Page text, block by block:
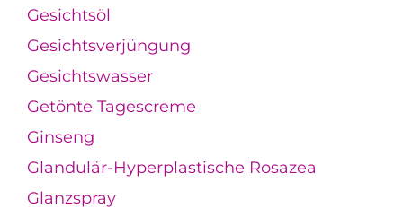
Gesichtsöl
Gesichtsverjüngung
Gesichtswasser
Getönte Tagescreme
Ginseng
Glandulär-Hyperplastische Rosazea
Glanzspray